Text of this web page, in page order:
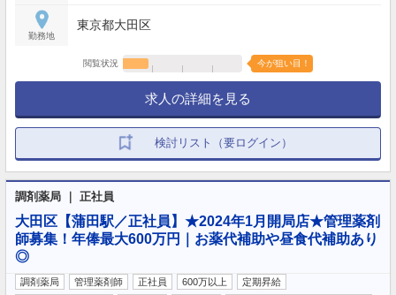
勤務地
東京都大田区
閲覧状況 今が狙い目！
求人の詳細を見る
検討リスト（要ログイン）
調剤薬局 ｜ 正社員
大田区【蒲田駅／正社員】★2024年1月開局店★管理薬剤
師募集！年俸最大600万円｜お薬代補助や昼食代補助あり
◎
調剤薬局 管理薬剤師 正社員 600万以上
定期昇給